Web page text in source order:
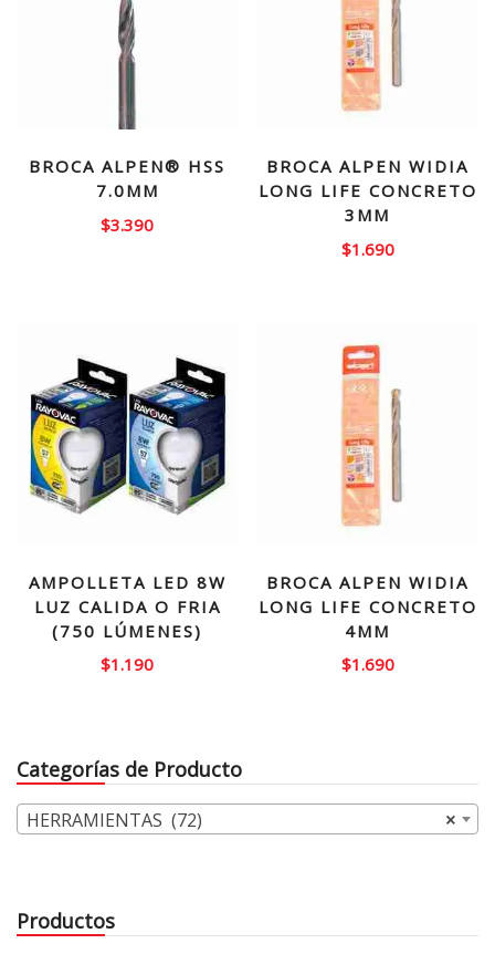
BROCA ALPEN® HSS
7.0MM
$3.390
BROCA ALPEN WIDIA
LONG LIFE CONCRETO
3MM
$1.690
AMPOLLETA LED 8W
LUZ CALIDA O FRIA
(750 LÚMENES)
$1.190
BROCA ALPEN WIDIA
LONG LIFE CONCRETO
4MM
$1.690
Categorías de Producto
×
HERRAMIENTAS (72)
Productos